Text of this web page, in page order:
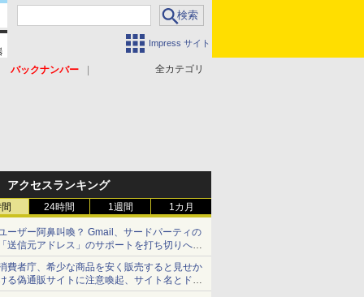
Impress サイト
全カテゴリ
バックナンバー
アクセスランキング
24時間 1週間 1カ月
ーザー阿鼻叫喚？ Gmail、サードパーティの
送信元アドレス」のサポートを打ち切りへ
やじうまWatch】
費者庁、希少な商品を安く販売すると見せか
る偽通販サイトに注意喚起、サイト名とドメ
ン名を公表